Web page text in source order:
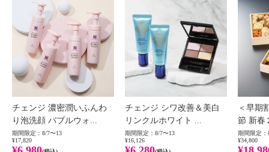
チェンジ 濃密潤いふんわ
り泡洗顔 バブルウォ...
期間限定：8/7〜13
¥17,820
チェンジ シワ改善＆美白
リンクルホワイト ...
期間限定：8/7〜13
¥16,126
＜早期
節 新春
期間限定：
¥34,800